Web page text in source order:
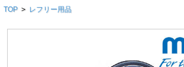
TOP > レフリー用品